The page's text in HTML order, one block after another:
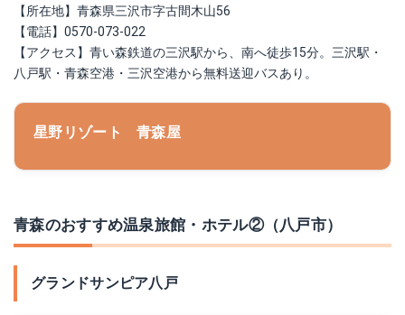
【所在地】青森県三沢市字古間木山56
【電話】0570-073-022
【アクセス】青い森鉄道の三沢駅から、南へ徒歩15分。三沢駅・
八戸駅・青森空港・三沢空港から無料送迎バスあり。
星野リゾート 青森屋
青森のおすすめ温泉旅館・ホテル②（八戸市）
グランドサンピア八戸